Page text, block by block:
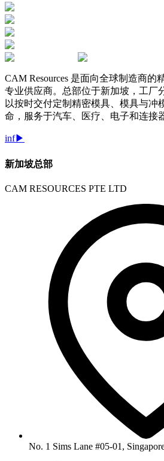
CAM Resources 是面向全球制造商的
专业供应商。总部位于新加坡，工厂
以按时交付定制精密模具、模具与冲
命，服务于汽车、医疗、电子和连接
inf▶
新加坡总部
CAM RESOURCES PTE LTD
No. 1 Sims Lane #05-01,